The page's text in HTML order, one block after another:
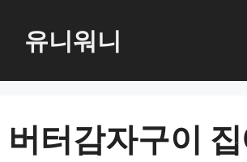
로
너
뛰
유니워니
버터감자구이